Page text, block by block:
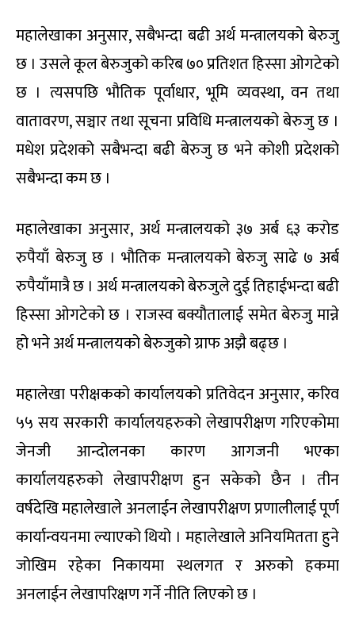
महालेखाका अनुसार, सबैभन्दा बढी अर्थ मन्त्रालयको बेरुजु
छ । उसले कूल बेरुजुको करिब ७० प्रतिशत हिस्सा ओगटेको
छ । त्यसपछि भौतिक पूर्वाधार, भूमि व्यवस्था, वन तथा
वातावरण, सञ्चार तथा सूचना प्रविधि मन्त्रालयको बेरुजु छ ।
मधेश प्रदेशको सबैभन्दा बढी बेरुजु छ भने कोशी प्रदेशको
सबैभन्दा कम छ ।
महालेखाका अनुसार, अर्थ मन्त्रालयको ३७ अर्ब ६३ करोड
रुपैयाँ बेरुजु छ । भौतिक मन्त्रालयको बेरुजु साढे ७ अर्ब
रुपैयाँमात्रै छ । अर्थ मन्त्रालयको बेरुजुले दुई तिहाईभन्दा बढी
हिस्सा ओगटेको छ । राजस्व बक्यौतालाई समेत बेरुजु मान्ने
हो भने अर्थ मन्त्रालयको बेरुजुको ग्राफ अझै बढ्छ ।
महालेखा परीक्षकको कार्यालयको प्रतिवेदन अनुसार, करिव
५५ सय सरकारी कार्यालयहरुको लेखापरीक्षण गरिएकोमा
जेनजी आन्दोलनका कारण आगजनी भएका
कार्यालयहरुको लेखापरीक्षण हुन सकेको छैन । तीन
वर्षदेखि महालेखाले अनलाईन लेखापरीक्षण प्रणालीलाई पूर्ण
कार्यान्वयनमा ल्याएको थियो । महालेखाले अनियमितता हुने
जोखिम रहेका निकायमा स्थलगत र अरुको हकमा
अनलाईन लेखापरिक्षण गर्ने नीति लिएको छ ।